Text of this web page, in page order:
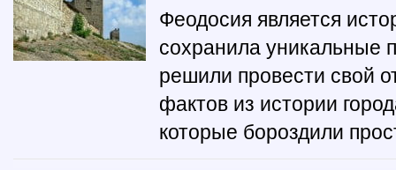
Феодосия является
сохранила уникальные
решили провести свой
фактов из истории
которые бороздили